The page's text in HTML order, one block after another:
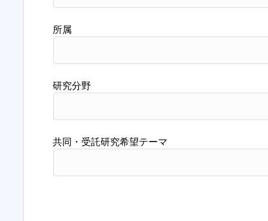
所属
研究分野
共同・受託研究希望テーマ